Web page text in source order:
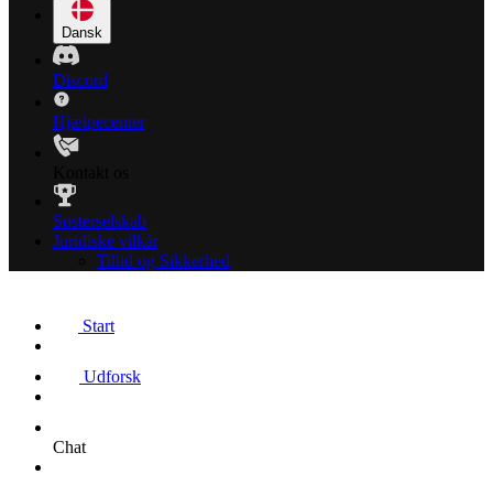
Dansk
Discord
Hjælpecenter
Søsterselskab
Juridiske vilkår
Tillid og Sikkerhed
Start
Udforsk
Chat